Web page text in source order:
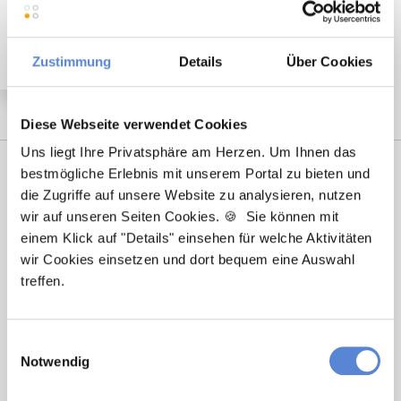
Zustimmung Details Über Cookies
Diese Webseite verwendet Cookies
Uns liegt Ihre Privatsphäre am Herzen. Um Ihnen das
bestmögliche Erlebnis mit unserem Portal zu bieten und
die Zugriffe auf unsere Website zu analysieren, nutzen
wir auf unseren Seiten Cookies. 🍪 Sie können mit
einem Klick auf "Details" einsehen für welche Aktivitäten
wir Cookies einsetzen und dort bequem eine Auswahl
treffen.
Notwendig
Nachfolger (m/w/d) in Vollzeit ab sofort in Reinfeld
Laura Holstein
Ansprechpartnerin